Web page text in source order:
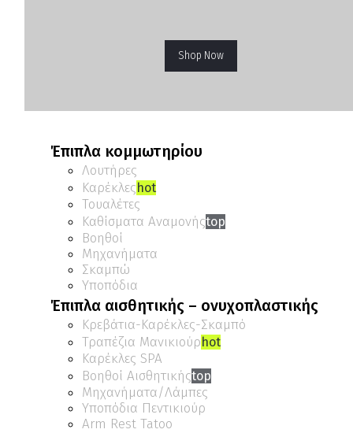
Shop Now
Έπιπλα κομμωτηρίου
Λουτήρες
Καρέκλεςhot
Τουαλέτες
Καθίσματα Αναμονήςtop
Βοηθοί
Μηχανήματα
Σκαμπώ
Υποπόδια
Έπιπλα αισθητικής – ονυχοπλαστικής
Κρεβάτια-Καρέκλες-Σκαμπό
Τραπέζια Μανικιούρhot
Καρέκλες SPA
Βοηθοί Αισθητικήςtop
Μηχανήματα/Λάμπες
Υποπόδια Πεντικιούρ
Arm Rest Tatoo